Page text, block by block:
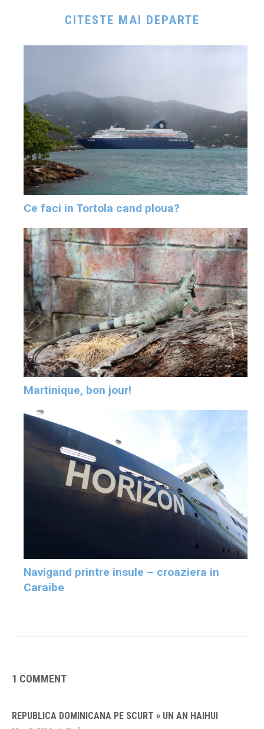
CITESTE MAI DEPARTE
Ce faci in Tortola cand ploua?
Martinique, bon jour!
Navigand printre insule – croaziera in
Caraibe
1 COMMENT
REPUBLICA DOMINICANA PE SCURT » UN AN HAIHUI